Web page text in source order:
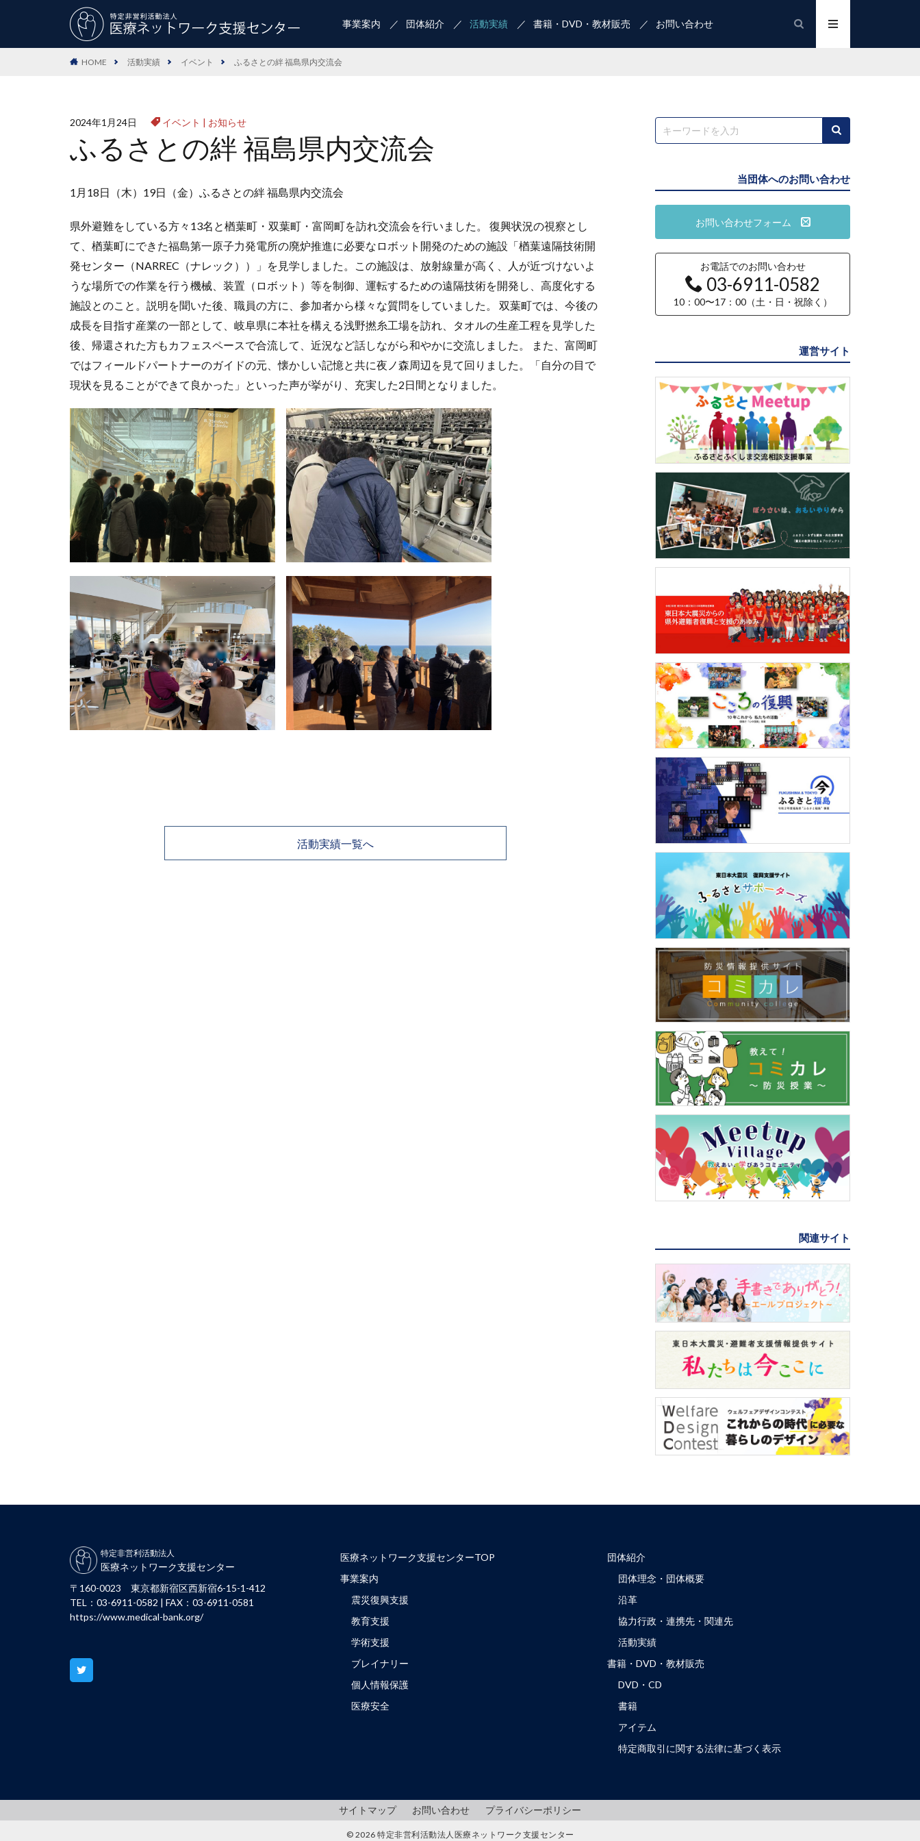
事業案内 団体紹介 活動実績 書籍・DVD・教材販売 お問い合わせ
HOME 活動実績 イベント ふるさとの絆 福島県内交流会
2024年1月24日 イベント | お知らせ
ふるさとの絆 福島県内交流会
1月18日（木）19日（金）ふるさとの絆 福島県内交流会
県外避難をしている方々13名と楢葉町・双葉町・富岡町を訪れ交流会を行いました。 復興状況の視察とし
て、楢葉町にできた福島第一原子力発電所の廃炉推進に必要なロボット開発のための施設「楢葉遠隔技術開
発センター（NARREC（ナレック））」を見学しました。この施設は、放射線量が高く、人が近づけないよ
うな場所での作業を行う機械、装置（ロボット）等を制御、運転するための遠隔技術を開発し、高度化する
施設とのこと。説明を聞いた後、職員の方に、参加者から様々な質問をしていました。 双葉町では、今後の
成長を目指す産業の一部として、岐阜県に本社を構える浅野撚糸工場を訪れ、タオルの生産工程を見学した
後、帰還された方もカフェスペースで合流して、近況など話しながら和やかに交流しました。 また、富岡町
ではフィールドパートナーのガイドの元、懐かしい記憶と共に夜ノ森周辺を見て回りました。「自分の目で
現状を見ることができて良かった」といった声が挙がり、充実した2日間となりました。
活動実績一覧へ
当団体へのお問い合わせ
お問い合わせフォーム
お電話でのお問い合わせ
03-6911-0582
10：00〜17：00（土・日・祝除く）
運営サイト
関連サイト
特定非営利活動法人
医療ネットワーク支援センター
〒160-0023 東京都新宿区西新宿6-15-1-412
TEL：03-6911-0582 | FAX：03-6911-0581
https://www.medical-bank.org/
医療ネットワーク支援センターTOP
事業案内
震災復興支援
教育支援
学術支援
ブレイナリー
個人情報保護
医療安全
団体紹介
団体理念・団体概要
沿革
協力行政・連携先・関連先
活動実績
書籍・DVD・教材販売
DVD・CD
書籍
アイテム
特定商取引に関する法律に基づく表示
サイトマップ お問い合わせ プライバシーポリシー
© 2026 特定非営利活動法人医療ネットワーク支援センター